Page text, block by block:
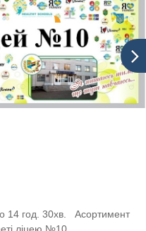
год. 30хв. Асортимент